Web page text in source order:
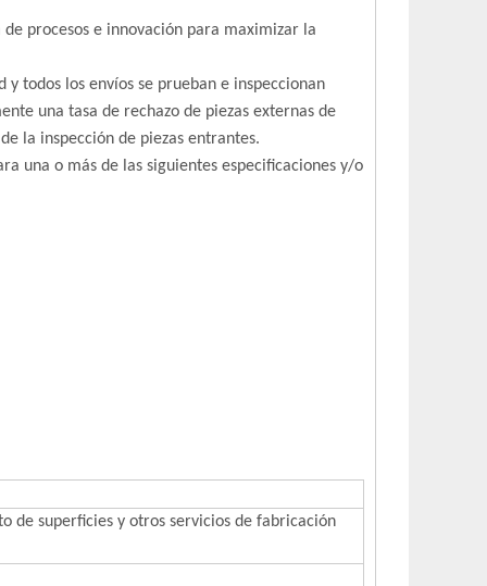
procesos e innovación para maximizar la
todos los envíos se prueban e inspeccionan
una tasa de rechazo de piezas externas de
la inspección de piezas entrantes.
una o más de las siguientes especificaciones y/o
de superficies y otros servicios de fabricación